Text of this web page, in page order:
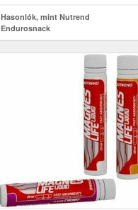
Hasonlók, mint Nutrend
Endurosnack